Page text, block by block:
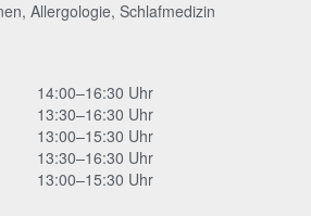
Allergologie, Schlafmedizin
14:00–16:30 Uhr
13:30–16:30 Uhr
13:00–15:30 Uhr
13:30–16:30 Uhr
13:00–15:30 Uhr